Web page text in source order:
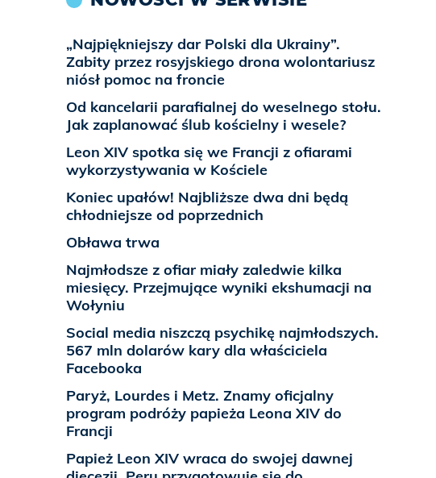
„Najpiękniejszy dar Polski dla Ukrainy”.
Zabity przez rosyjskiego drona wolontariusz
niósł pomoc na froncie
Od kancelarii parafialnej do weselnego stołu.
Jak zaplanować ślub kościelny i wesele?
Leon XIV spotka się we Francji z ofiarami
wykorzystywania w Kościele
Koniec upałów! Najbliższe dwa dni będą
chłodniejsze od poprzednich
Obława trwa
Najmłodsze z ofiar miały zaledwie kilka
miesięcy. Przejmujące wyniki ekshumacji na
Wołyniu
Social media niszczą psychikę najmłodszych.
567 mln dolarów kary dla właściciela
Facebooka
Paryż, Lourdes i Metz. Znamy oficjalny
program podróży papieża Leona XIV do
Francji
Papież Leon XIV wraca do swojej dawnej